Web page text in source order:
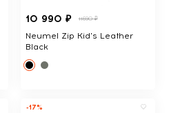
10 990 ₽ 11690 ₽
Neumel Zip Kid's Leather
Black
-17%